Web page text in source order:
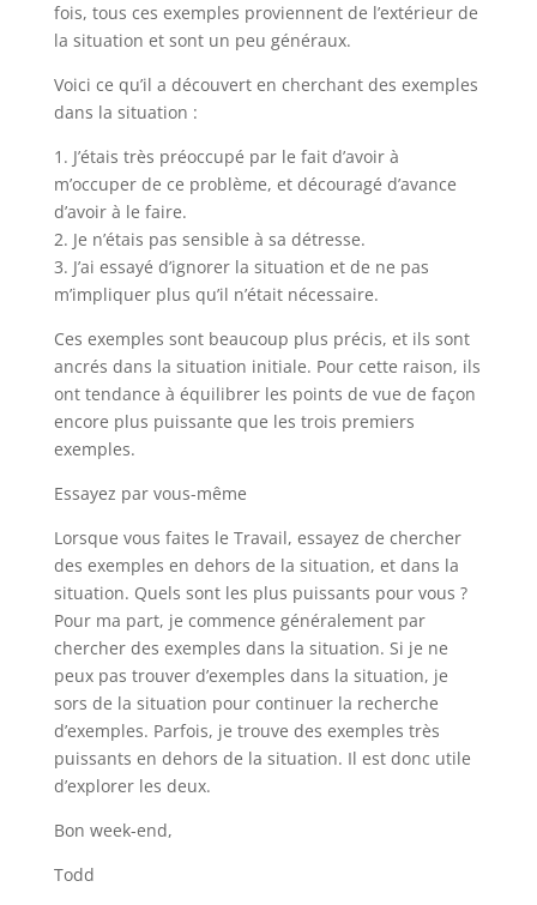
fois, tous ces exemples proviennent de l’extérieur de
la situation et sont un peu généraux.
Voici ce qu’il a découvert en cherchant des exemples
dans la situation :
1. J’étais très préoccupé par le fait d’avoir à
m’occuper de ce problème, et découragé d’avance
d’avoir à le faire.
2. Je n’étais pas sensible à sa détresse.
3. J’ai essayé d’ignorer la situation et de ne pas
m’impliquer plus qu’il n’était nécessaire.
Ces exemples sont beaucoup plus précis, et ils sont
ancrés dans la situation initiale. Pour cette raison, ils
ont tendance à équilibrer les points de vue de façon
encore plus puissante que les trois premiers
exemples.
Essayez par vous-même
Lorsque vous faites le Travail, essayez de chercher
des exemples en dehors de la situation, et dans la
situation. Quels sont les plus puissants pour vous ?
Pour ma part, je commence généralement par
chercher des exemples dans la situation. Si je ne
peux pas trouver d’exemples dans la situation, je
sors de la situation pour continuer la recherche
d’exemples. Parfois, je trouve des exemples très
puissants en dehors de la situation. Il est donc utile
d’explorer les deux.
Bon week-end,
Todd